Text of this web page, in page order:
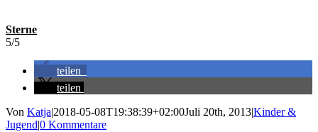
Sterne
5/5
teilen
teilen
Von Katja|2018-05-08T19:38:39+02:00Juli 20th, 2013|Kinder &
Jugend|0 Kommentare